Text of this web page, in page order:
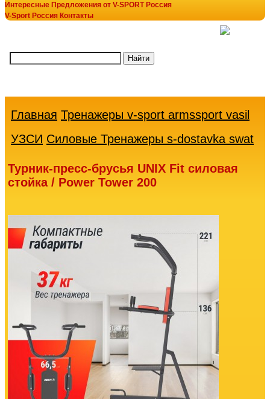
Интересные Предложения от V-SPORT Россия
V-Sport Россия Контакты
Главная Тренажеры v-sport armssport vasil
УЗСИ Силовые Тренажеры s-dostavka swat
Турник-пресс-брусья UNIX Fit силовая
стойка / Power Tower 200